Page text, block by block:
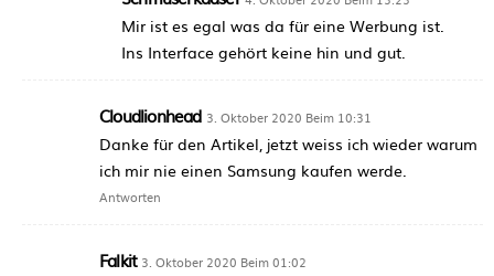
Mir ist es egal was da für eine Werbung ist.
Ins Interface gehört keine hin und gut.
Cloudlionhead 3. Oktober 2020 Beim 10:31
Danke für den Artikel, jetzt weiss ich wieder warum
ich mir nie einen Samsung kaufen werde.
Antworten
Falkit 3. Oktober 2020 Beim 01:02